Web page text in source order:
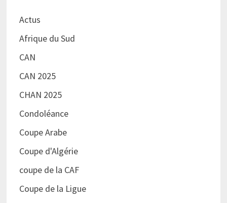
Actus
Afrique du Sud
CAN
CAN 2025
CHAN 2025
Condoléance
Coupe Arabe
Coupe d'Algérie
coupe de la CAF
Coupe de la Ligue